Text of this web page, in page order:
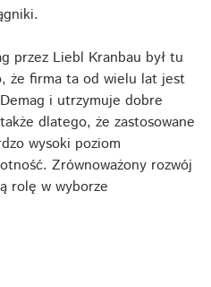
przez Liebl Kranbau był tu
że firma ta od wielu lat jest
i utrzymuje dobre
dlatego, że zastosowane
wysoki poziom
Zrównoważony rozwój
rolę w wyborze